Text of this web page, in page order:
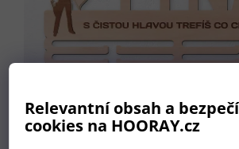
Relevantní obsah a
cookies na HOORAY.cz